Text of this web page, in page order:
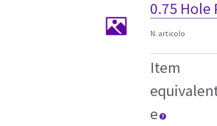
0.75 Hole
N. articolo
Item
e